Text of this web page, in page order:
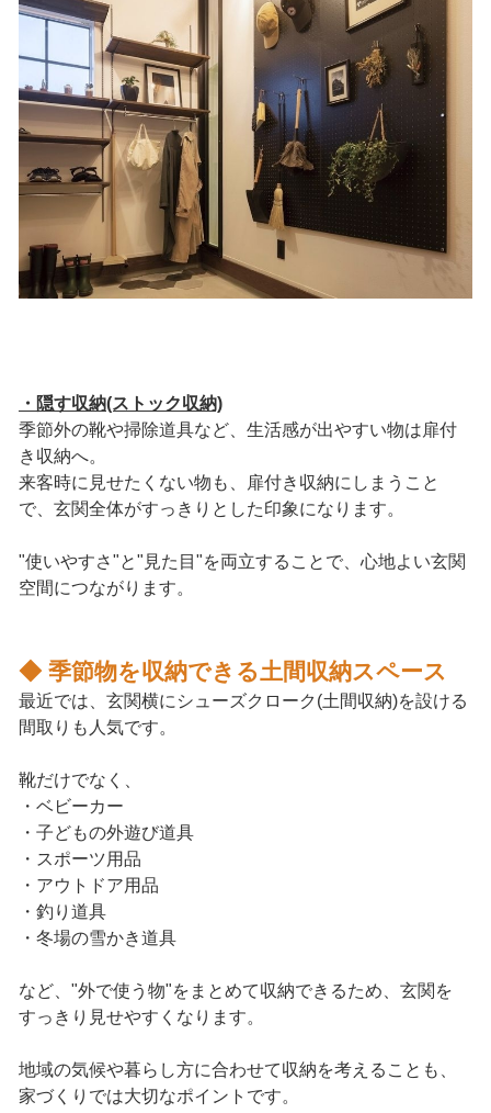
・隠す収納(ストック収納)
季節外の靴や掃除道具など、生活感が出やすい物は扉付
き収納へ。
来客時に見せたくない物も、扉付き収納にしまうこと
で、玄関全体がすっきりとした印象になります。
"使いやすさ"と"見た目"を両立することで、心地よい玄関
空間につながります。
◆ 季節物を収納できる土間収納スペース
最近では、玄関横にシューズクローク(土間収納)を設ける
間取りも人気です。
靴だけでなく、
・ベビーカー
・子どもの外遊び道具
・スポーツ用品
・アウトドア用品
・釣り道具
・冬場の雪かき道具
など、"外で使う物"をまとめて収納できるため、玄関を
すっきり見せやすくなります。
地域の気候や暮らし方に合わせて収納を考えることも、
家づくりでは大切なポイントです。